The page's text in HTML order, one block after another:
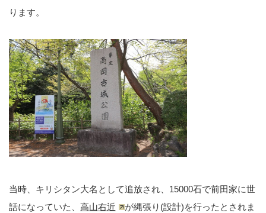
ります。
当時、キリシタン大名として追放され、15000石で前田家に世
話になっていた、 高山右近 が縄張り(設計)を行ったとされま